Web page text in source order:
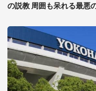
の説教 周囲も呆れる最悪